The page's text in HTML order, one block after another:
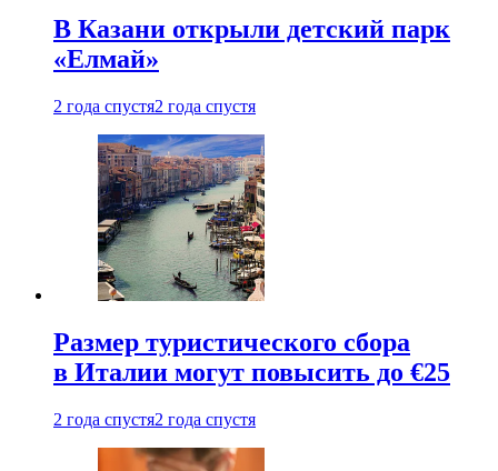
В Казани открыли детский парк
«Елмай»
2 года спустя2 года спустя
Размер туристического сбора
в Италии могут повысить до €25
2 года спустя2 года спустя